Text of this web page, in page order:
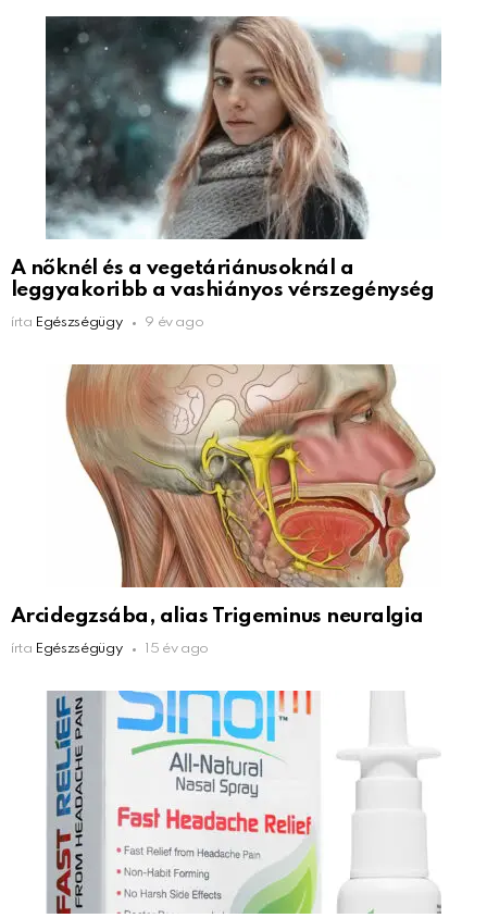
A nőknél és a vegetáriánusoknál a
leggyakoribb a vashiányos vérszegénység
írta Egészségügy 9 év ago
Arcidegzsába, alias Trigeminus neuralgia
írta Egészségügy 15 év ago